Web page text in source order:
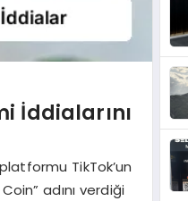
İddialarını
TikTok’un
adını verdiği